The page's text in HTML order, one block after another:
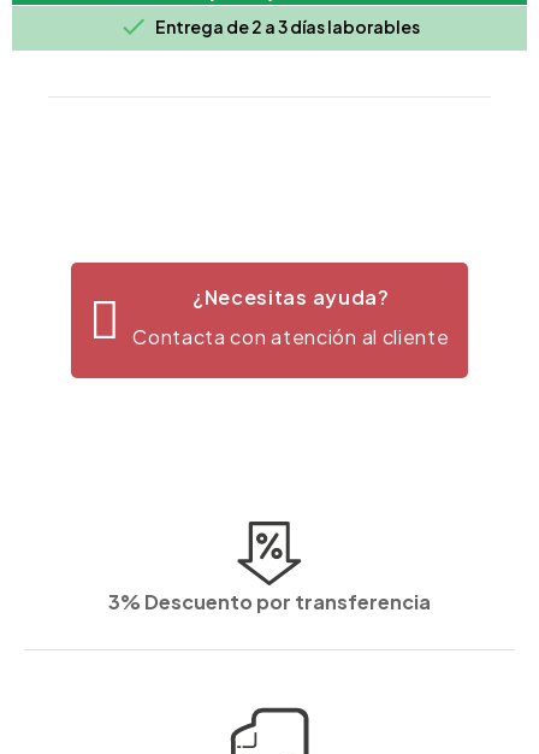
 Entrega de 2 a 3 días laborables
¿Necesitas ayuda?
Contacta con atención al cliente
3% Descuento por transferencia